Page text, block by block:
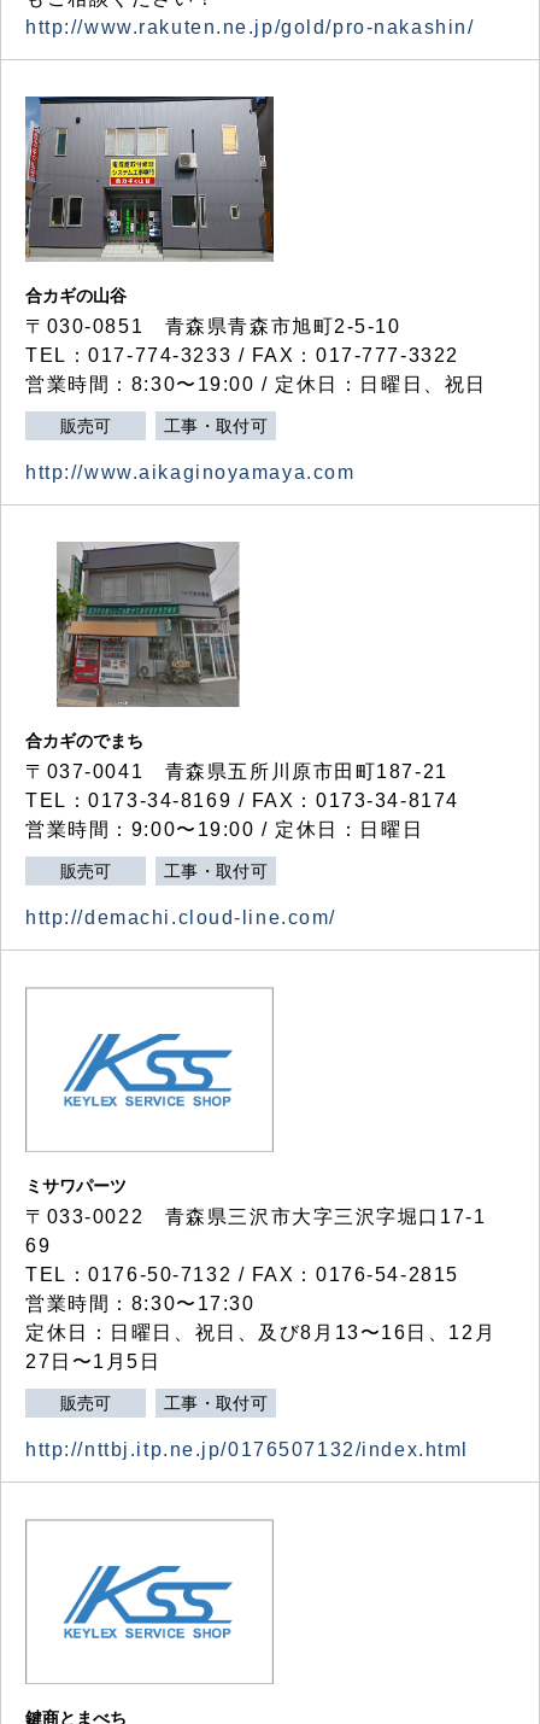
http://www.rakuten.ne.jp/gold/pro-nakashin/
合カギの山谷
〒030-0851 青森県青森市旭町2-5-10
TEL：017-774-3233 / FAX：017-777-3322
営業時間：8:30〜19:00 / 定休日：日曜日、祝日
販売可 工事・取付可
http://www.aikaginoyamaya.com
合カギのでまち
〒037-0041 青森県五所川原市田町187-21
TEL：0173-34-8169 / FAX：0173-34-8174
営業時間：9:00〜19:00 / 定休日：日曜日
販売可 工事・取付可
http://demachi.cloud-line.com/
ミサワパーツ
〒033-0022 青森県三沢市大字三沢字堀口17-1
69
TEL：0176-50-7132 / FAX：0176-54-2815
営業時間：8:30〜17:30
定休日：日曜日、祝日、及び8月13〜16日、12月
27日〜1月5日
販売可 工事・取付可
http://nttbj.itp.ne.jp/0176507132/index.html
鍵商とまべち